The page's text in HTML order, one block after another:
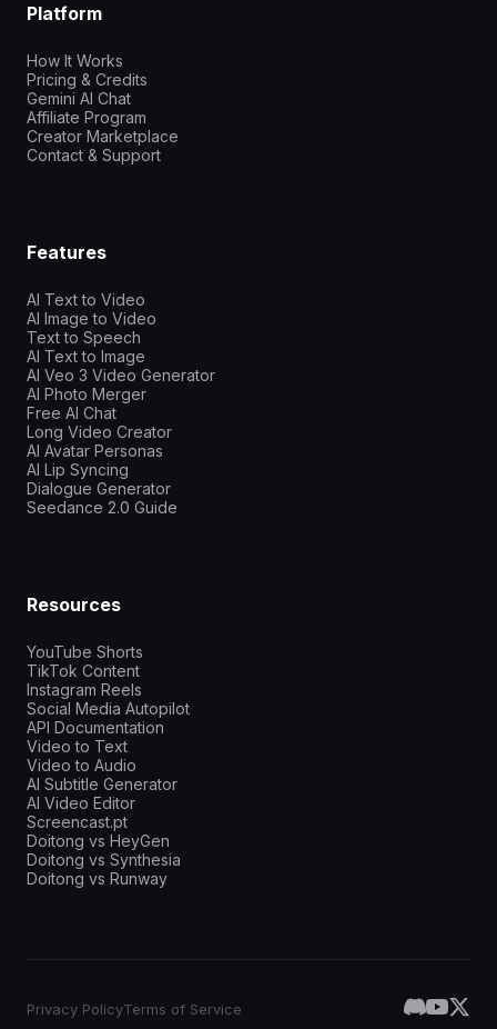
Platform
How It Works
Pricing & Credits
Gemini AI Chat
Affiliate Program
Creator Marketplace
Contact & Support
Features
AI Text to Video
AI Image to Video
Text to Speech
AI Text to Image
AI Veo 3 Video Generator
AI Photo Merger
Free AI Chat
Long Video Creator
AI Avatar Personas
AI Lip Syncing
Dialogue Generator
Seedance 2.0 Guide
Resources
YouTube Shorts
TikTok Content
Instagram Reels
Social Media Autopilot
API Documentation
Video to Text
Video to Audio
AI Subtitle Generator
AI Video Editor
Screencast.pt
Doitong vs HeyGen
Doitong vs Synthesia
Doitong vs Runway
Privacy PolicyTerms of Service